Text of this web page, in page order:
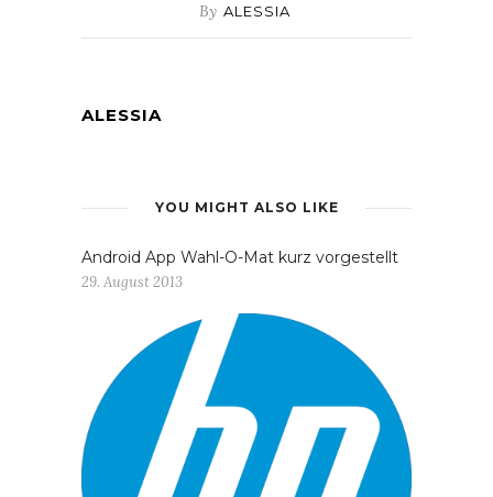
By ALESSIA
ALESSIA
YOU MIGHT ALSO LIKE
Android App Wahl-O-Mat kurz vorgestellt
29. August 2013